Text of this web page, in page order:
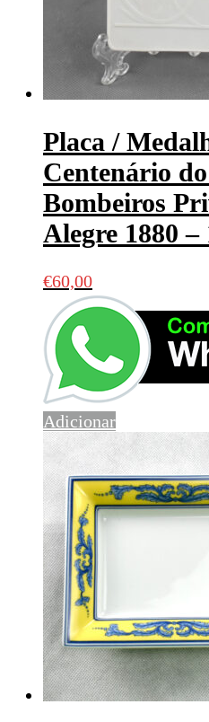
Placa /
Centenário
Bombeiros
Alegre 1880 –
€60,00
Adicionar